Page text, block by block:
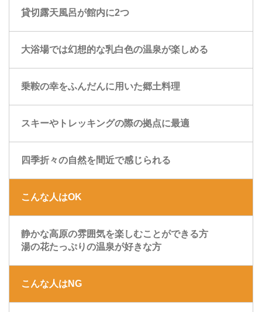
貸切露天風呂が館内に2つ
大浴場では幻想的な乳白色の温泉が楽しめる
乗鞍の幸をふんだんに用いた郷土料理
スキーやトレッキングの際の拠点に最適
四季折々の自然を間近で感じられる
こんな人はOK
静かな高原の雰囲気を楽しむことができる方
湯の花たっぷりの温泉が好きな方
こんな人はNG